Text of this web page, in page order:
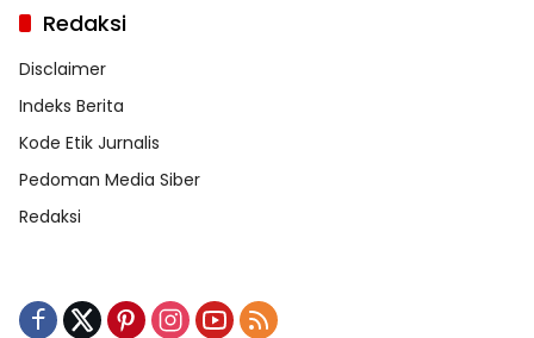
Redaksi
Disclaimer
Indeks Berita
Kode Etik Jurnalis
Pedoman Media Siber
Redaksi